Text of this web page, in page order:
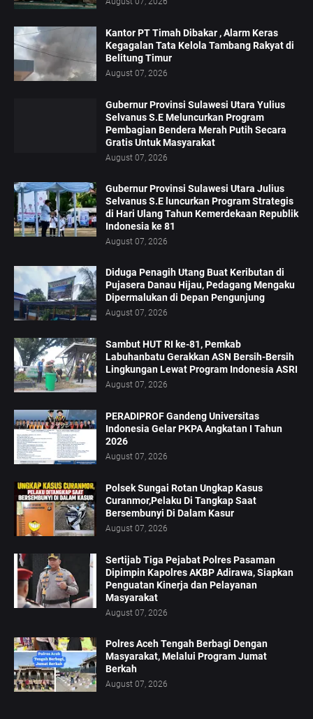
Kantor PT Timah Dibakar , Alarm Keras
Kegagalan Tata Kelola Tambang Rakyat di
Belitung Timur
August 07, 2026
Gubernur Provinsi Sulawesi Utara Yulius
Selvanus S.E Meluncurkan Program
Pembagian Bendera Merah Putih Secara
Gratis Untuk Masyarakat
August 07, 2026
Gubernur Provinsi Sulawesi Utara Julius
Selvanus S.E luncurkan Program Strategis
di Hari Ulang Tahun Kemerdekaan Republik
Indonesia ke 81
August 07, 2026
Diduga Penagih Utang Buat Keributan di
Pujasera Danau Hijau, Pedagang Mengaku
Dipermalukan di Depan Pengunjung
August 07, 2026
Sambut HUT RI ke-81, Pemkab
Labuhanbatu Gerakkan ASN Bersih-Bersih
Lingkungan Lewat Program Indonesia ASRI
August 07, 2026
PERADIPROF Gandeng Universitas
Indonesia Gelar PKPA Angkatan I Tahun
2026
August 07, 2026
Polsek Sungai Rotan Ungkap Kasus
Curanmor,Pelaku Di Tangkap Saat
Bersembunyi Di Dalam Kasur
August 07, 2026
Sertijab Tiga Pejabat Polres Pasaman
Dipimpin Kapolres AKBP Adirawa, Siapkan
Penguatan Kinerja dan Pelayanan
Masyarakat
August 07, 2026
Polres Aceh Tengah Berbagi Dengan
Masyarakat, Melalui Program Jumat
Berkah
August 07, 2026